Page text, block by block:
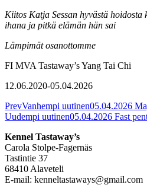
Kiitos Katja Sessan hyvästä hoidosta
ihana ja pitkä elämän hän sai
Lämpimät osanottomme
FI MVA Tastaway’s Yang Tai Chi
12.06.2020-05.04.2026
PrevVanhempi uutinen05.04.2026
Uudempi uutinen05.04.2026 Fast
Kennel Tastaway’s
Carola Stolpe-Fagernäs
Tastintie 37
68410 Alaveteli
E-mail: kenneltastaways@gmail.com